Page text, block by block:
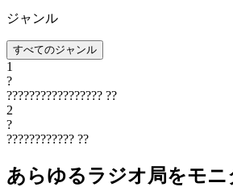
ジャンル
すべてのジャンル
1
?
????????????????? ??
2
?
???????????? ??
あらゆるラジオ局をモ